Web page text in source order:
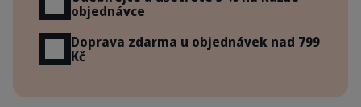
objednávce
Doprava zdarma u objednávek nad 799
Kč